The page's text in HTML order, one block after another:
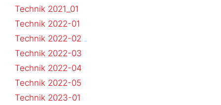
Technik 2021_01
Technik 2022-01
Technik 2022-02
Technik 2022-03
Technik 2022-04
Technik 2022-05
Technik 2023-01